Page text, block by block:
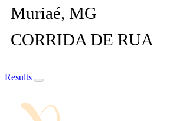
Muriaé, MG
CORRIDA DE RUA
Results